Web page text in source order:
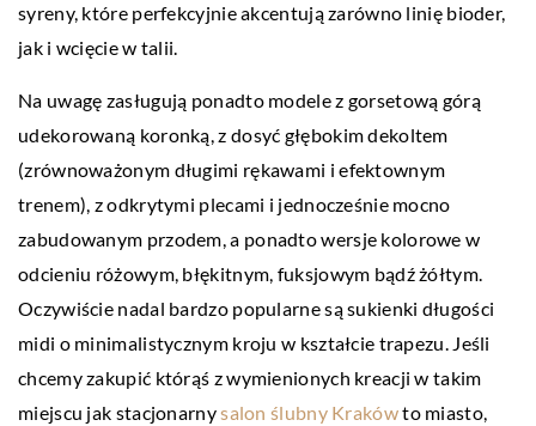
syreny, które perfekcyjnie akcentują zarówno linię bioder,
jak i wcięcie w talii.
Na uwagę zasługują ponadto modele z gorsetową górą
udekorowaną koronką, z dosyć głębokim dekoltem
(zrównoważonym długimi rękawami i efektownym
trenem), z odkrytymi plecami i jednocześnie mocno
zabudowanym przodem, a ponadto wersje kolorowe w
odcieniu różowym, błękitnym, fuksjowym bądź żółtym.
Oczywiście nadal bardzo popularne są sukienki długości
midi o minimalistycznym kroju w kształcie trapezu. Jeśli
chcemy zakupić którąś z wymienionych kreacji w takim
miejscu jak stacjonarnysalon ślubny Krakówto miasto,